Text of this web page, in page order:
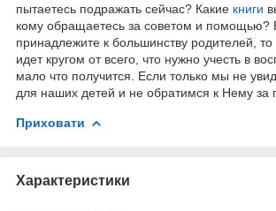
пытаетесь подражать сейчас? Какие книги
кому обращаетесь за советом и помощью?
принадлежите к большинству родителей, то
идет кругом от всего, что нужно учесть в
мало что получится. Если только мы не
для наших детей и не обратимся к Нему за
Приховати
Характеристики